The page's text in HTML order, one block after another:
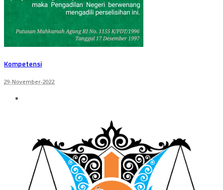
Kompetensi
29-November-2022